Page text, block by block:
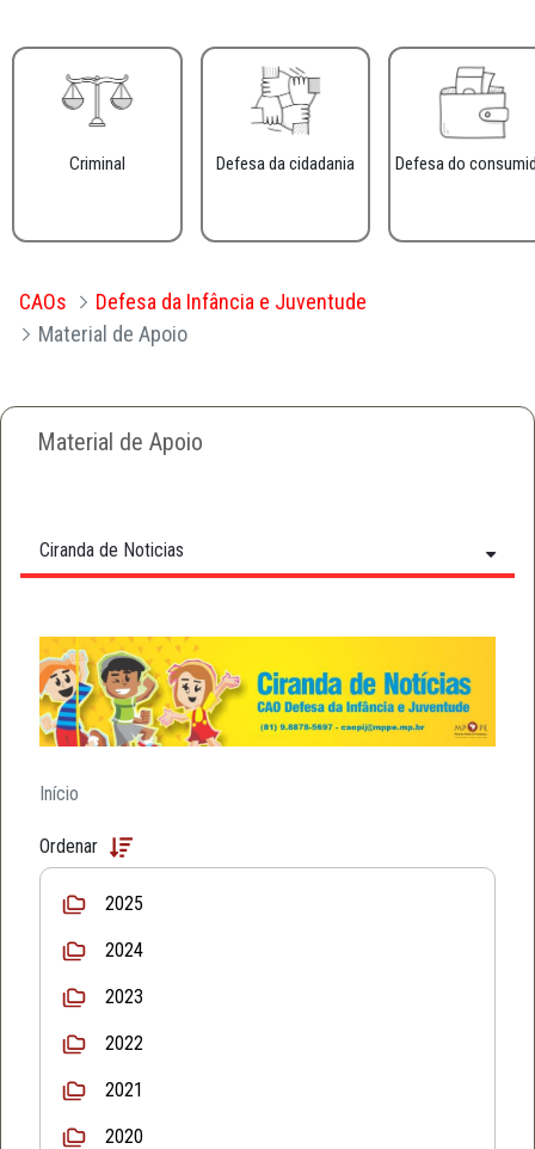
Criminal Defesa da cidadania Defesa do
CAOs
Defesa da Infância e Juventude
Material de Apoio
Material de Apoio
Ciranda de Noticias
Início
Ordenar
2025
2024
2023
2022
2021
2020